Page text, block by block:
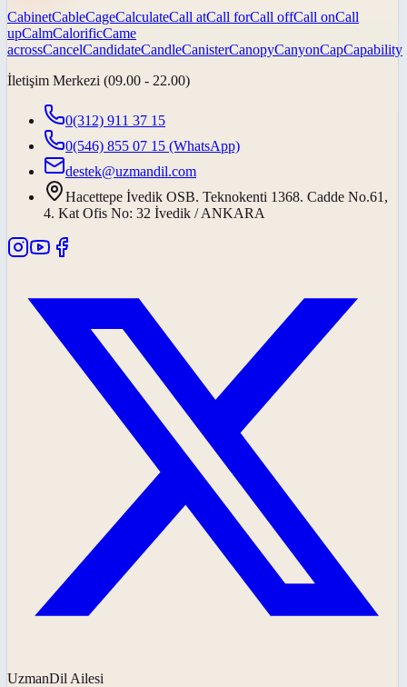
CabinetCableCageCalculateCall atCall forCall offCall onCall
upCalmCalorificCame
acrossCancelCandidateCandleCanisterCanopyCanyonCapCapability
İletişim Merkezi (09.00 - 22.00)
0(312) 911 37 15
0(546) 855 07 15 (WhatsApp)
destek@uzmandil.com
Hacettepe İvedik OSB. Teknokenti 1368. Cadde No.61,
4. Kat Ofis No: 32 İvedik / ANKARA
UzmanDil Ailesi